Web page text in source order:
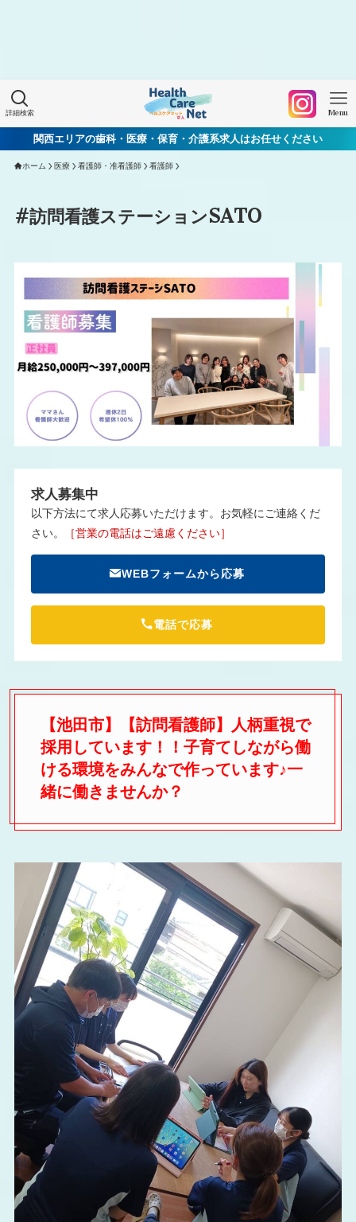
詳細検索 Menu
関西エリアの歯科・医療・保育・介護系求人はお任せください
ホーム 医療 看護師・准看護師 看護師
#訪問看護ステーションSATO
求人募集中
以下方法にて求人応募いただけます。お気軽にご連絡くだ
さい。
［営業の電話はご遠慮ください］
WEBフォームから応募
電話で応募
【池田市】【訪問看護師】人柄重視で
採用しています！！子育てしながら働
ける環境をみんなで作っています♪一
緒に働きませんか？